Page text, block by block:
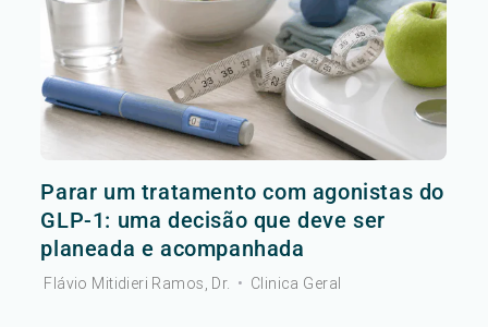
Parar um tratamento com agonistas do
GLP-1: uma decisão que deve ser
planeada e acompanhada
Flávio Mitidieri Ramos, Dr. • Clinica Geral